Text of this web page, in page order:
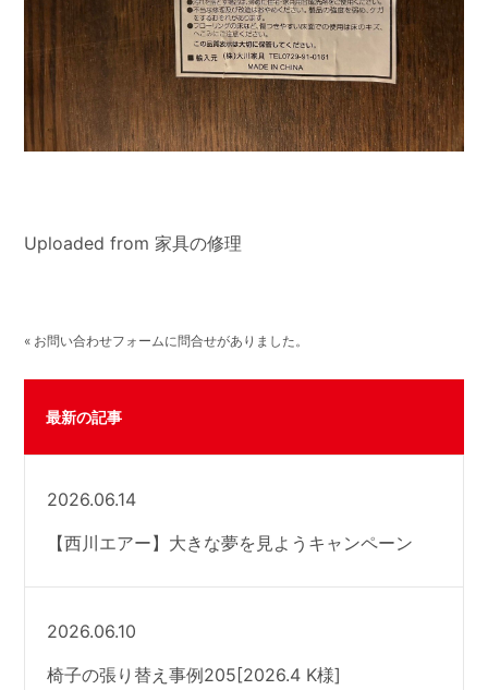
Uploaded from 家具の修理
« お問い合わせフォームに問合せがありました。
最新の記事
2026.06.14
【西川エアー】大きな夢を見ようキャンペーン
2026.06.10
椅子の張り替え事例205[2026.4 K様]